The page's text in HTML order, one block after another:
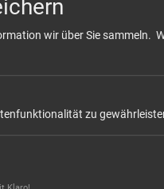
wir über Sie sammeln.
zu